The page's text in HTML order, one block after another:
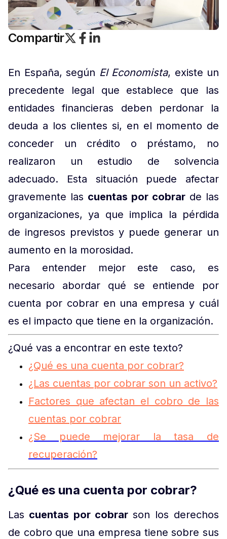
Compartir
En España, según El Economista, existe un
precedente legal que establece que las
entidades financieras deben perdonar la
deuda a los clientes si, en el momento de
conceder un crédito o préstamo, no
realizaron un estudio de solvencia
adecuado. Esta situación puede afectar
gravemente las cuentas por cobrar de las
organizaciones, ya que implica la pérdida
de ingresos previstos y puede generar un
aumento en la morosidad.
Para entender mejor este caso, es
necesario abordar qué se entiende por
cuenta por cobrar en una empresa y cuál
es el impacto que tiene en la organización.
¿Qué vas a encontrar en este texto?
¿Qué es una cuenta por cobrar?
¿Las cuentas por cobrar son un activo?
Factores que afectan el cobro de las
cuentas por cobrar
¿Se puede mejorar la tasa de
recuperación?
¿Qué es una cuenta por cobrar?
Las cuentas por cobrarson los derechos
de cobro que una empresa tiene sobre sus